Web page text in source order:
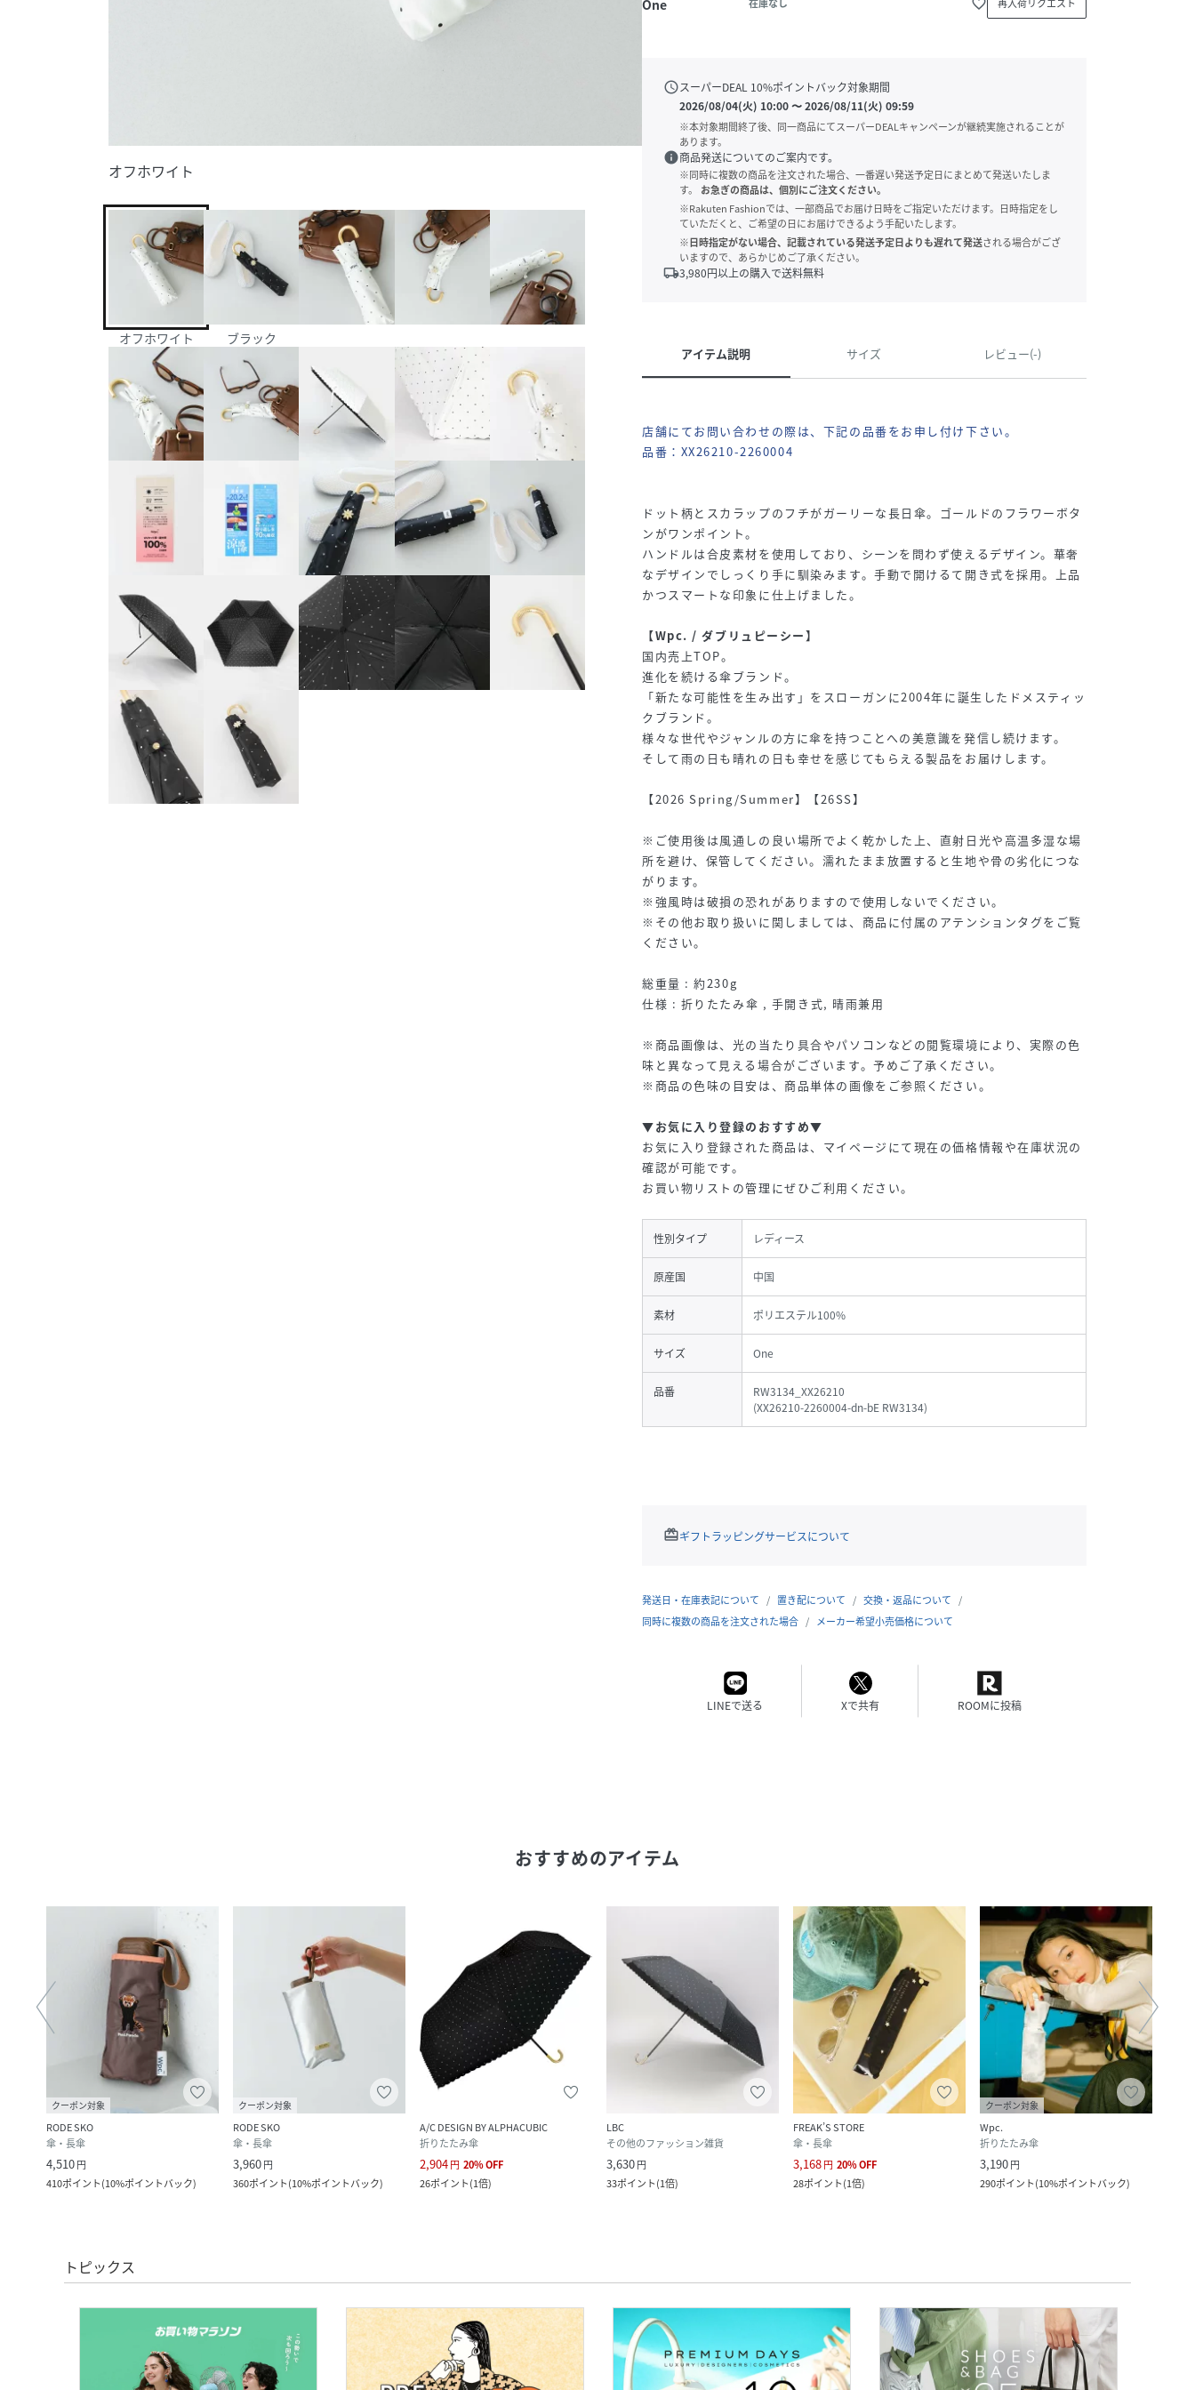
オフホワイト
オフホワイト ブラック
One 在庫なし favorite_border 再入荷リクエスト
scheduleスーパーDEAL 10%ポイントバック対象期間
2026/08/04(火) 10:00〜2026/08/11(火) 09:59
※本対象期間終了後、同一商品にてスーパーDEALキャンペーンが継続実施されることが
あります。
info商品発送についてのご案内です。
※同時に複数の商品を注文された場合、一番遅い発送予定日にまとめて発送いたしま
す。
お急ぎの商品は、個別にご注文ください。
※Rakuten Fashionでは、一部商品でお届け日時をご指定いただけます。日時指定をし
ていただくと、ご希望の日にお届けできるよう手配いたします。
※日時指定がない場合、記載されている発送予定日よりも遅れて発送される場合がござ
いますので、あらかじめご了承ください。
local_shipping3,980円以上の購入で送料無料
アイテム説明 サイズ レビュー(-)
店舗にてお問い合わせの際は、下記の品番をお申し付け下さい。
品番：XX26210-2260004
ドット柄とスカラップのフチがガーリーな長日傘。ゴールドのフラワーボタ
ンがワンポイント。
ハンドルは合皮素材を使用しており、シーンを問わず使えるデザイン。華奢
なデザインでしっくり手に馴染みます。手動で開けるて開き式を採用。上品
かつスマートな印象に仕上げました。
【Wpc. / ダブリュピーシー】
国内売上TOP。
進化を続ける傘ブランド。
「新たな可能性を生み出す」をスローガンに2004年に誕生したドメスティッ
クブランド。
様々な世代やジャンルの方に傘を持つことへの美意識を発信し続けます。
そして雨の日も晴れの日も幸せを感じてもらえる製品をお届けします。
【2026 Spring/Summer】【26SS】
※ご使用後は風通しの良い場所でよく乾かした上、直射日光や高温多湿な場
所を避け、保管してください。濡れたまま放置すると生地や骨の劣化につな
がります。
※強風時は破損の恐れがありますので使用しないでください。
※その他お取り扱いに関しましては、商品に付属のアテンションタグをご覧
ください。
総重量 : 約230g
仕様 : 折りたたみ傘 , 手開き式, 晴雨兼用
※商品画像は、光の当たり具合やパソコンなどの閲覧環境により、実際の色
味と異なって見える場合がございます。予めご了承ください。
※商品の色味の目安は、商品単体の画像をご参照ください。
▼お気に入り登録のおすすめ▼
お気に入り登録された商品は、マイページにて現在の価格情報や在庫状況の
確認が可能です。
お買い物リストの管理にぜひご利用ください。
性別タイプ レディース
原産国 中国
素材 ポリエステル100%
サイズ One
品番
RW3134_XX26210
(XX26210-2260004-dn-bE RW3134)
redeemギフトラッピングサービスについて
発送日・在庫表記について 置き配について
交換・返品について
同時に複数の商品を注文された場合
メーカー希望小売価格について
LINEで送る Xで共有 ROOMに投稿
おすすめのアイテム
クーポン対象
RODE SKO
傘・長傘
4,510円
410ポイント(10%ポイントバック)
クーポン対象
RODE SKO
傘・長傘
3,960円
360ポイント(10%ポイントバック)
A/C DESIGN BY ALPHACUBIC
折りたたみ傘
2,904円 20%OFF
26ポイント(1倍)
LBC
その他のファッション雑貨
3,630円
33ポイント(1倍)
FREAK’S STORE
傘・長傘
3,168円 20%OFF
28ポイント(1倍)
クーポン対象
Wpc.
折りたたみ傘
3,190円
290ポイント(10%ポイントバック)
トピックス